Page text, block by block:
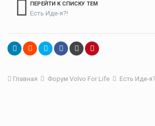
ПЕРЕЙТИ К СПИСКУ ТЕМ
Есть Иде-я?!
Главная Форум Volvo For Life Есть Иде-